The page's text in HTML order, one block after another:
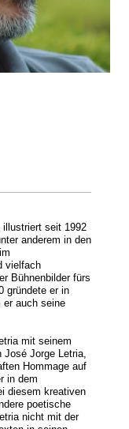
illustriert seit 1992
anderem in den
vielfach
Bühnenbilder fürs
gründete er in
er auch seine
mit seinem
José Jorge Letria,
Hommage auf
in dem
diesem kreativen
poetische
nicht mit der